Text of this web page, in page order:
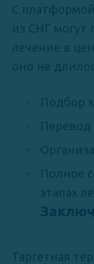
С
из СНГ могут
лечение в
оно не
Подбор
Перевод
Полное
этапах
Таргетная